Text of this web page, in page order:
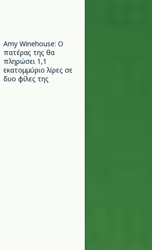
Amy Winehouse: Ο
πατέρας της θα
πληρώσει 1,1
εκατομμύριο λίρες σε
δυο φίλες της